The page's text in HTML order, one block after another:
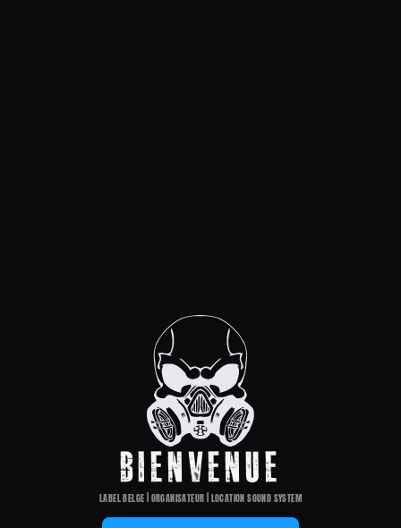
BIENVENUE
LABEL BELGE | ORGANISATEUR | LOCATION SOUND SYSTEM